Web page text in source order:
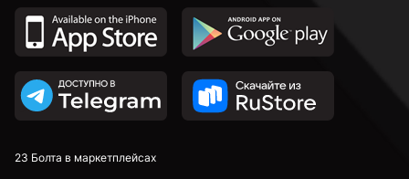
23 Болта в маркетплейсах